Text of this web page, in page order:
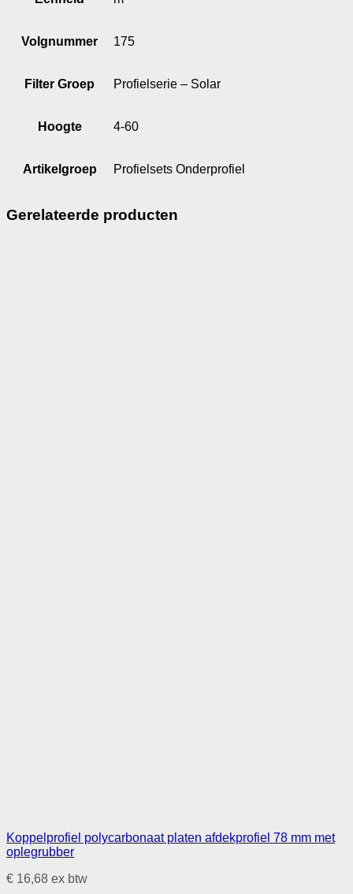
Volgnummer 175
Filter Groep Profielserie – Solar
Hoogte 4-60
Artikelgroep Profielsets Onderprofiel
Gerelateerde producten
Koppelprofiel polycarbonaat platen afdekprofiel 78 mm met
oplegrubber
€ 16,68 ex btw